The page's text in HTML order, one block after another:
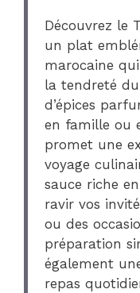
Découvrez le
un plat
marocaine
la tendreté
d’épices
en famille ou
promet une
voyage
sauce riche
ravir vos
ou des
préparation
également
repas